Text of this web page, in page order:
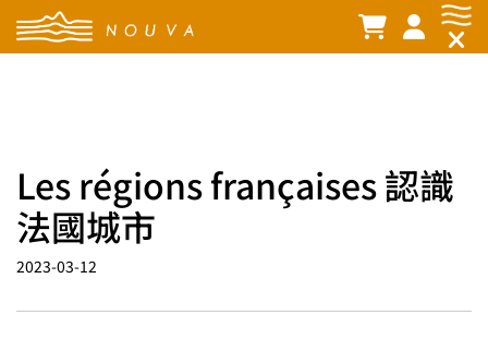
Les régions françaises 認識
法國城市
2023-03-12